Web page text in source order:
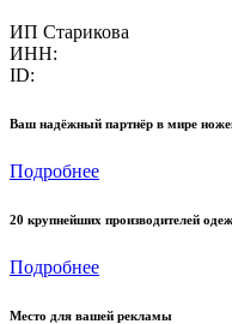
ИП Старикова
ИНН:
ID:
Ваш надёжный партнёр в мире
Подробнее
20 крупнейших производителей
Подробнее
Место для вашей рекламы